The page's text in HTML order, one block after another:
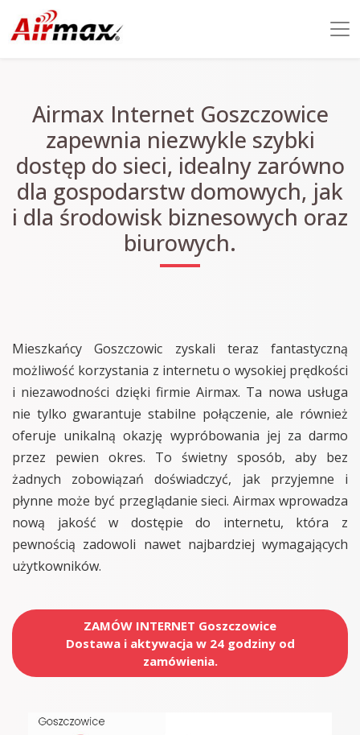
Airmax Internet Goszczowice
zapewnia niezwykle szybki
dostęp do sieci, idealny zarówno
dla gospodarstw domowych, jak
i dla środowisk biznesowych oraz
biurowych.
Mieszkańcy Goszczowic zyskali teraz fantastyczną
możliwość korzystania z internetu o wysokiej prędkości
i niezawodności dzięki firmie Airmax. Ta nowa usługa
nie tylko gwarantuje stabilne połączenie, ale również
oferuje unikalną okazję wypróbowania jej za darmo
przez pewien okres. To świetny sposób, aby bez
żadnych zobowiązań doświadczyć, jak przyjemne i
płynne może być przeglądanie sieci. Airmax wprowadza
nową jakość w dostępie do internetu, która z
pewnością zadowoli nawet najbardziej wymagających
użytkowników.
ZAMÓW INTERNET Goszczowice
Dostawa i aktywacja w 24 godziny od
zamówienia.